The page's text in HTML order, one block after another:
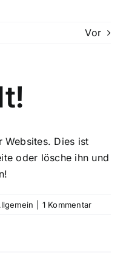
Vor
Websites. Dies ist
oder lösche ihn und
1 Kommentar